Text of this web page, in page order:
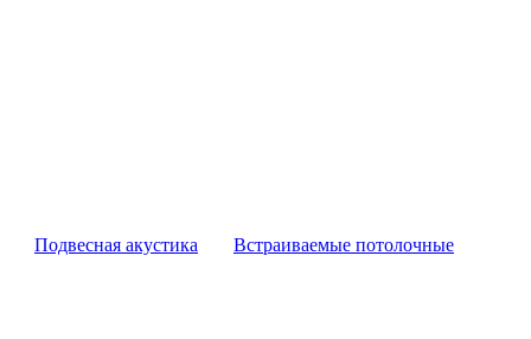
Подвесная акустика
Встраиваемые потолочные